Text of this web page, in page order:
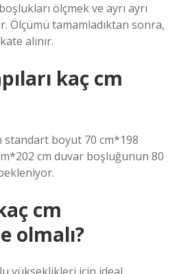
ölçmek ve ayrı ayrı
Ölçümü tamamladıktan sonra,
alınır.
kaç cm
standart boyut 70 cm*198
cm duvar boşluğunun 80
cm
olmalı?